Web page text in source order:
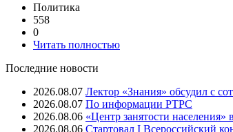
Политика
558
0
Читать полностью
Последние новости
2026.08.07 Лектор «Знания» обсудил с
2026.08.07 ⁠По информации РТРС
2026.08.06 «Центр занятости
2026.08.06 Стартовал I